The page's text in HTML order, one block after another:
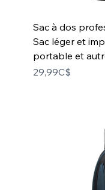
Sac à dos
Sac léger et
portable et
Price
29,99C$